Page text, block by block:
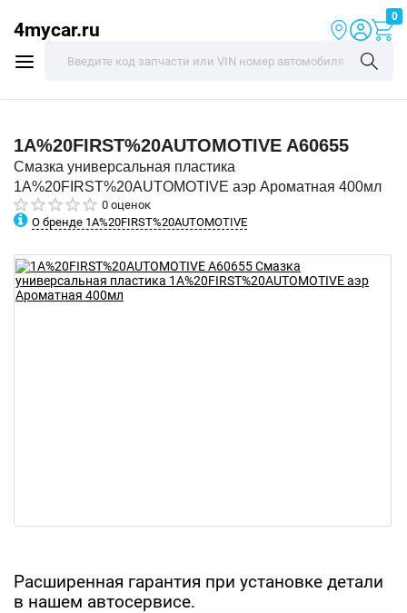
4mycar.ru
0
1A%20FIRST%20AUTOMOTIVE A60655
Смазка универсальная пластика
1A%20FIRST%20AUTOMOTIVE аэр Ароматная 400мл
0 оценок
О бренде 1A%20FIRST%20AUTOMOTIVE
Расширенная гарантия при установке детали
в нашем автосервисе.